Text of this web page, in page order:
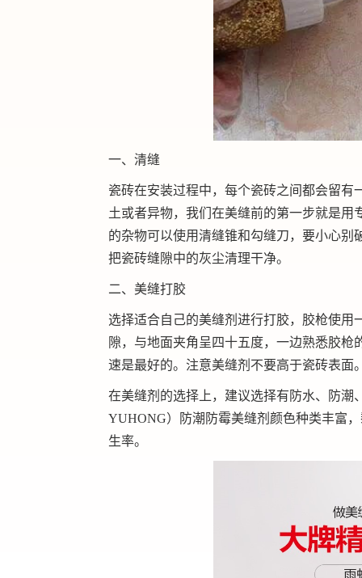
一、清缝
瓷砖在安装过程中，每个瓷砖之间都会留
土或者异物，我们在美缝前的第一步就是
的杂物可以使用清缝锥和勾缝刀，要小心
把瓷砖缝隙中的灰尘清理干净。
二、美缝打胶
选择适合自己的美缝剂进行打胶，胶枪使
隙，与地面夹角呈四十五度，一边熟悉胶
速是最好的。注意美缝剂不要高于瓷砖表面
在美缝剂的选择上，建议选择有防水、防
YUHONG）防潮防霉美缝剂颜色种类丰富
生率。